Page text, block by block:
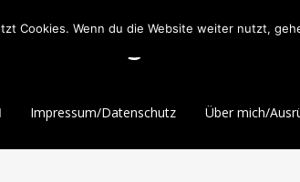
Impressum/Datenschutz Über mich/
Cookies. Wenn du die Website weiter nutzt,